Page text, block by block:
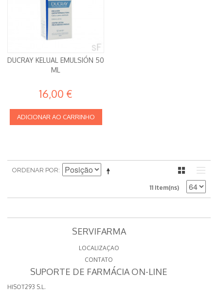
DUCRAY KELUAL EMULSIÓN 50
ML
16,00 €
ADICIONAR AO CARRINHO
ORDENAR POR
11 Item(ns)
SERVIFARMA
LOCALIZAÇAO
CONTATO
SUPORTE DE FARMÁCIA ON-LINE
HISOT293 S.L.